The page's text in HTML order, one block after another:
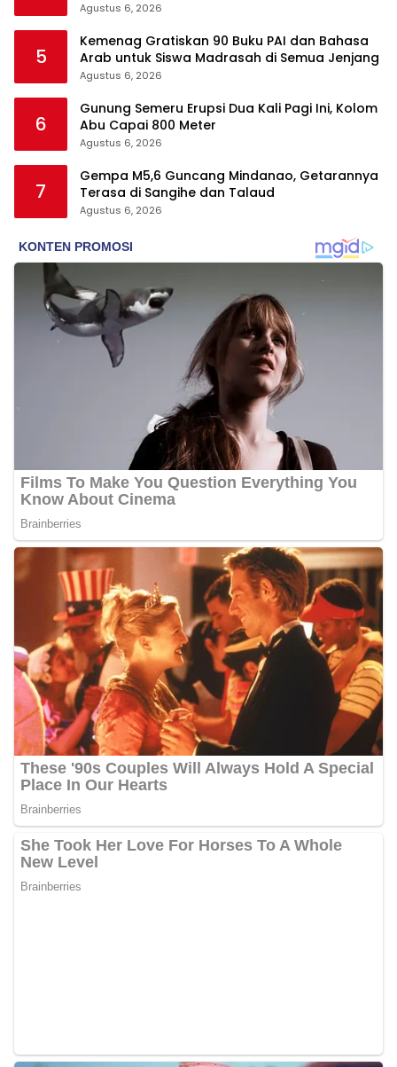
Pelajaran
Agustus 6, 2026
5
Kemenag Gratiskan 90 Buku PAI dan Bahasa
Arab untuk Siswa Madrasah di Semua Jenjang
Agustus 6, 2026
6
Gunung Semeru Erupsi Dua Kali Pagi Ini, Kolom
Abu Capai 800 Meter
Agustus 6, 2026
7
Gempa M5,6 Guncang Mindanao, Getarannya
Terasa di Sangihe dan Talaud
Agustus 6, 2026